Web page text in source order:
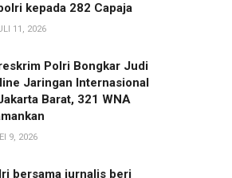
kepada 282 Capaja
11, 2026
Polri Bongkar Judi
Jaringan Internasional
Barat, 321 WNA
9, 2026
bersama jurnalis beri